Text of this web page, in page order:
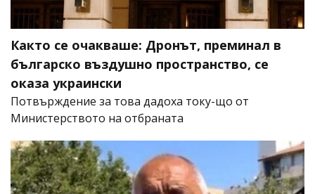
Както се очакваше: Дронът, преминал в
българско въздушно пространство, се
оказа украински
Потвърждение за това дадоха току-що от
Министерството на отбраната